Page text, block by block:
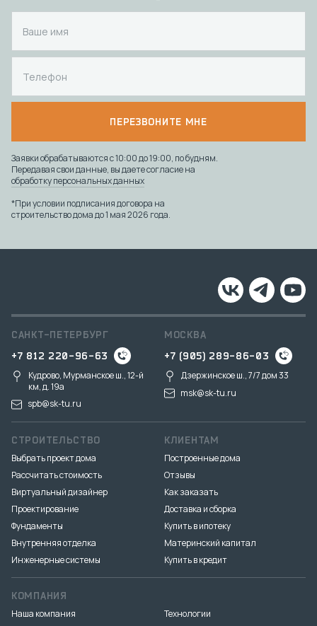
ПЕРЕЗВОНИТЕ МНЕ
Заявки обрабатываются с 10:00 до 19:00, по будням.
Передавая свои данные, вы даете согласие на
обработку персональных данных
*При условии подписания договора на
строительство дома до 1 мая 2026 года.
САНКТ-ПЕТЕРБУРГ
+7 812 220-96-63
Кудрово, Мурманское ш., 12-й
км, д. 19a
spb@sk-tu.ru
МОСКВА
+7 (905) 289-86-03
Дзержинское ш., 7/7 дом 33
msk@sk-tu.ru
СТРОИТЕЛЬСТВО
Выбрать проект дома
Рассчитать стоимость
Виртуальный дизайнер
Проектирование
Фундаменты
Внутренняя отделка
Инженерные системы
КЛИЕНТАМ
Построенные дома
Отзывы
Как заказать
Доставка и сборка
Купить в ипотеку
Материнский капитал
Купить в кредит
КОМПАНИЯ
Наша компания
Технологии